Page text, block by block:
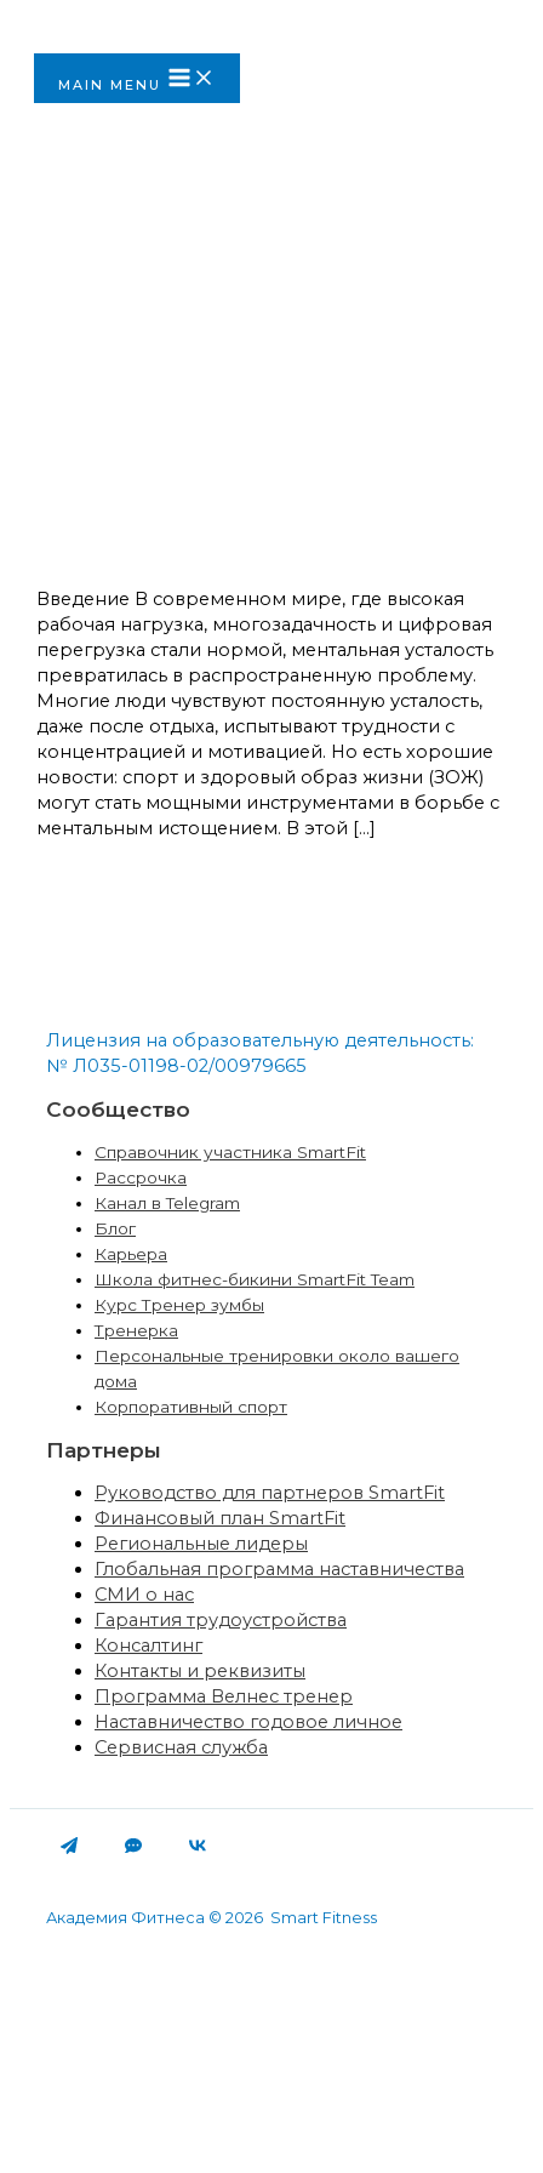
MAIN MENU
Введение В современном мире, где высокая
рабочая нагрузка, многозадачность и цифровая
перегрузка стали нормой, ментальная усталость
превратилась в распространенную проблему.
Многие люди чувствуют постоянную усталость,
даже после отдыха, испытывают трудности с
концентрацией и мотивацией. Но есть хорошие
новости: спорт и здоровый образ жизни (ЗОЖ)
могут стать мощными инструментами в борьбе с
ментальным истощением. В этой […]
Лицензия на образовательную деятельность:
№ Л035-01198-02/00979665
Сообщество
Справочник участника SmartFit
Рассрочка
Канал в Telegram
Блог
Карьера
Школа фитнес-бикини SmartFit Team
Курс Тренер зумбы
Тренерка
Персональные тренировки около вашего
дома
Корпоративный спорт
Партнеры
Руководство для партнеров SmartFit
Финансовый план SmartFit
Региональные лидеры
Глобальная программа наставничества
СМИ о нас
Гарантия трудоустройства
Консалтинг
Контакты и реквизиты
Программа Велнес тренер
Наставничество годовое личное
Сервисная служба
Академия Фитнеса © 2026 Smart Fitness